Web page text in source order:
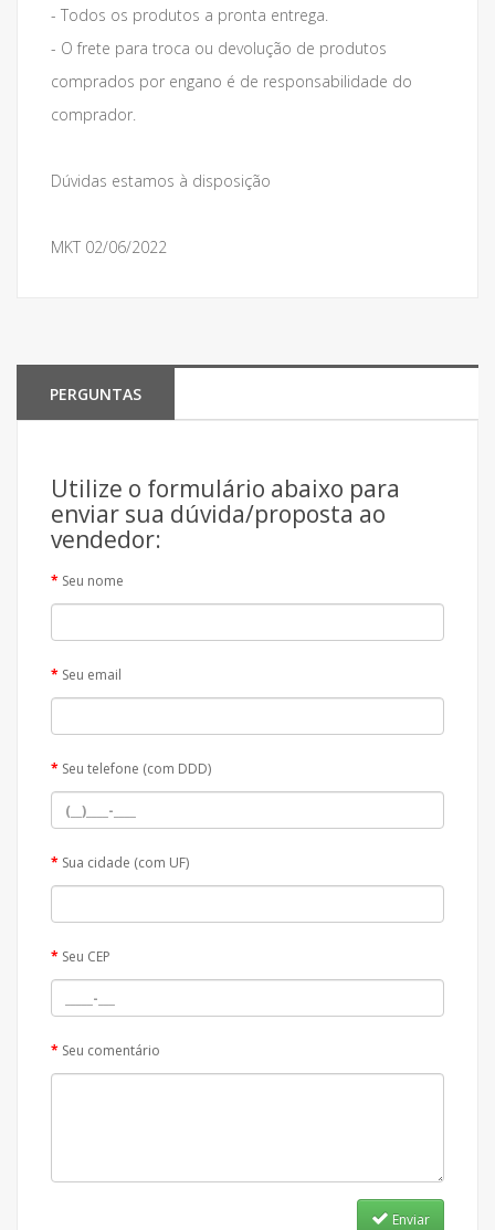
- Todos os produtos a pronta entrega.
- O frete para troca ou devolução de produtos
comprados por engano é de responsabilidade do
comprador.
Dúvidas estamos à disposição
MKT 02/06/2022
PERGUNTAS
Utilize o formulário abaixo para
enviar sua dúvida/proposta ao
vendedor:
Seu nome
Seu email
Seu telefone (com DDD)
Sua cidade (com UF)
Seu CEP
Seu comentário
Enviar